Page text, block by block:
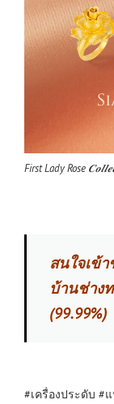
First Lady Rose
สนใจเข้
บ้านช่าง
(99.99%)
#เครื่องประดับ #